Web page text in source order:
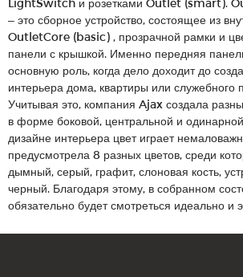
LightSwitch и розетками Outlet (smart).
– это сборное устройство, состоящее из
OutletCore (basic) , прозрачной рамки и
панели с крышкой. Именно передняя
основную роль, когда дело доходит до
интерьера дома, квартиры или
Учитывая это, компания Ajax создала
в форме боковой, центральной и
дизайне интерьера цвет играет
предусмотрела 8 разных цветов, среди
дымный, серый, графит, слоновая кость,
черный. Благодаря этому, в собранном
обязательно будет смотреться идеально и